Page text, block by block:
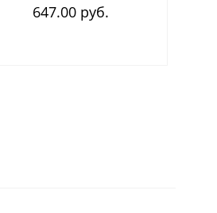
647.00 руб.